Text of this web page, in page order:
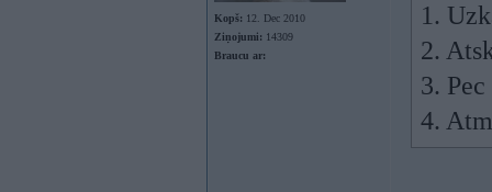
Kopš: 12. Dec 2010
Ziņojumi: 14309
Braucu ar:
1.
2.
3.
4.